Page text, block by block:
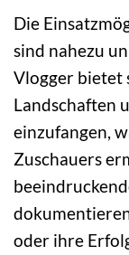
Die
sind nahezu
Vlogger bietet
Landschaften
einzufangen,
Zuschauers
oder ihre